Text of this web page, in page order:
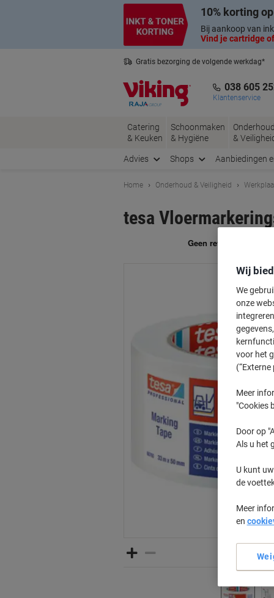
10% korting
Bij aankoop van
Vind je cartridge
Gratis bezorging de volgende werkdag*
038 605
Klantenservice
Catering
& Keuken
Schoonmaken
& Hygiëne
Onderhoud
&
Advies Shops Aanbiedingen
Home Onderhoud & Veiligheid
tesa
Wij
We
onze
voor het
(“Externe
Meer
"Cookies
Door op
Als u het
U kunt
de
Meer
en